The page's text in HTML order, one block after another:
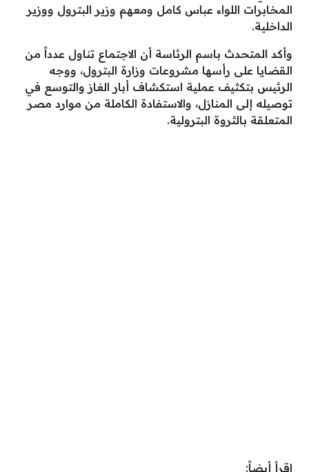
المخابرات اللواء عباس كامل ومعهم وزير البترول ووزير
الداخلية.
وأكد المتحدث باسم الرئاسة أن الاجتماع تناول عدداً من
القضايا على رأسها مشروعات وزارة البترول، ووجه
الرئيس بتكثيف عملية استكشاف أبار الغاز والتوسع في
توصيله إلى المنازل، والاستفادة الكاملة من موارد مصر
المتعلقة بالثروة البترولية.
اقرأ أيضاً: